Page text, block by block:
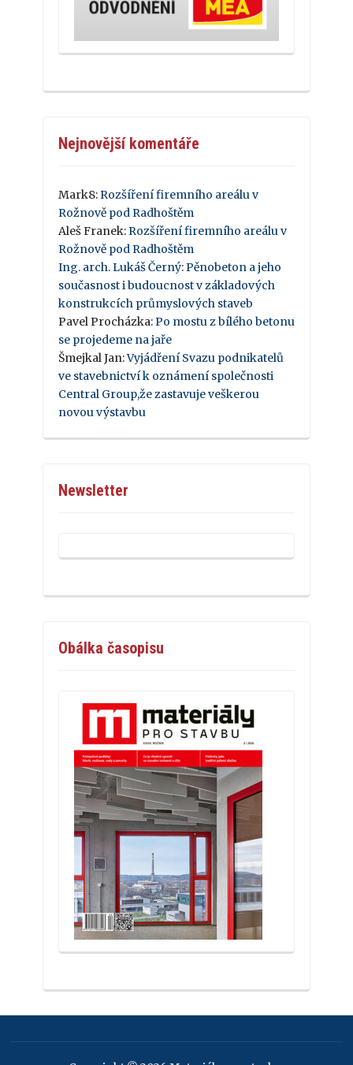
Nejnovější komentáře
Mark8: Rozšíření firemního areálu v
Rožnově pod Radhoštěm
Aleš Franek: Rozšíření firemního areálu v
Rožnově pod Radhoštěm
Ing. arch. Lukáš Černý: Pěnobeton a jeho
současnost i budoucnost v základových
konstrukcích průmyslových staveb
Pavel Procházka: Po mostu z bílého betonu
se projedeme na jaře
Šmejkal Jan:Vyjádření Svazu podnikatelů
ve stavebnictví k oznámení společnosti
Central Group,že zastavuje veškerou
novou výstavbu
Newsletter
Obálka časopisu